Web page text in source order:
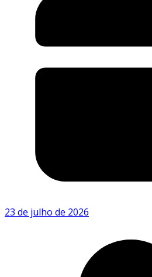
23 de julho de 2026